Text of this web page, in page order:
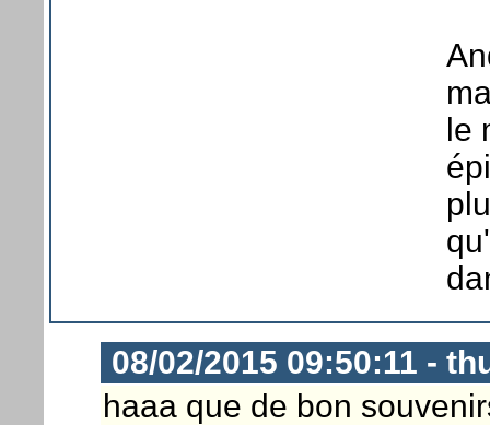
le
08/02/2015 09:50:11 -
haaa que de bon